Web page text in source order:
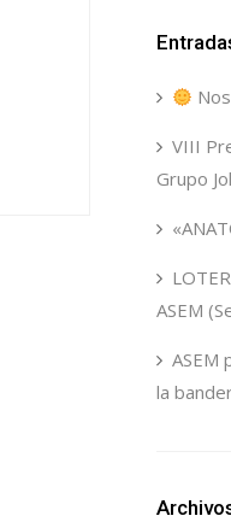
VIII
Grupo
ASEM
ASEM
la